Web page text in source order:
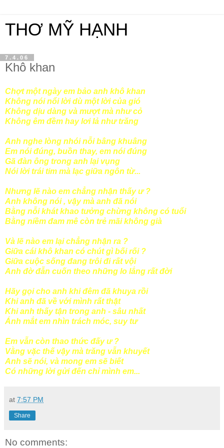
THƠ MỸ HẠNH
7.4.06
Khô khan
Chợt một ngày em bảo anh khô khan
Không nói nổi lời dù một lời của gió
Không dịu dàng và mượt mà như cỏ
Không êm đềm hay lơi lả như trăng
Anh nghe lòng nhói nỗi bâng khuâng
Em nói đúng, buồn thay, em nói đúng
Gã đàn ông trong anh lại vụng
Nói lời trái tim mà lạc giữa ngôn từ...
Nhưng lẽ nào em chẳng nhận thấy ư ?
Anh không nói , vậy mà anh đã nói
Bằng nỗi khát khao tưởng chừng không có tuổi
Bằng niềm đam mê còn trẻ mãi không già
Và lẽ nào em lại chẳng nhận ra ?
Giữa cái khô khan có chút gì bối rối ?
Giữa cuộc sống đang trôi đi rất vội
Anh đờ đẫn cuốn theo những lo lắng rất đời
Hãy gọi cho anh khi đêm đã khuya rồi
Khi anh đã về với mình rất thật
Khi anh thấy tận trong anh - sâu nhất
Ánh mắt em nhìn trách móc, suy tư
Em vẫn còn thao thức đấy ư ?
Vằng vặc thế vậy mà trăng vẫn khuyết
Anh sẽ nói, và mong em sẽ biết
Có những lời gửi đến chỉ mình em...
at 7:57 PM
Share
No comments: